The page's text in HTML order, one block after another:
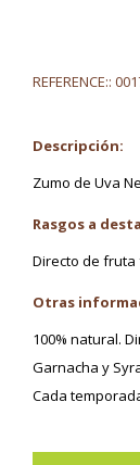
REFERENCE::
Descripción:
Zumo de Uva
Rasgos a
Directo de fruta
Otras
100% natural.
Garnacha y
Cada